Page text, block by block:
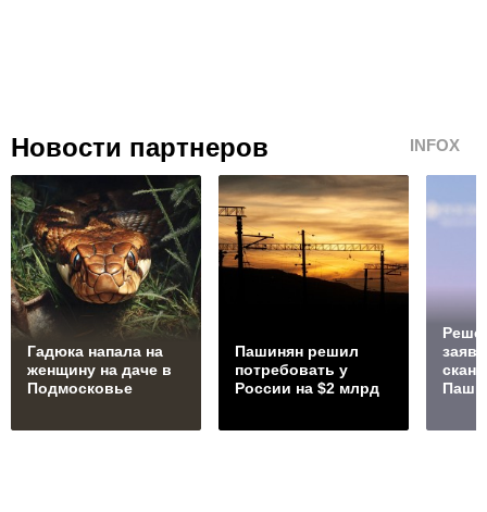
Новости партнеров INFOX
Гадюка напала на
женщину на даче в
Подмосковье
Пашинян рeшил
потребовать у
России на $2 млрд